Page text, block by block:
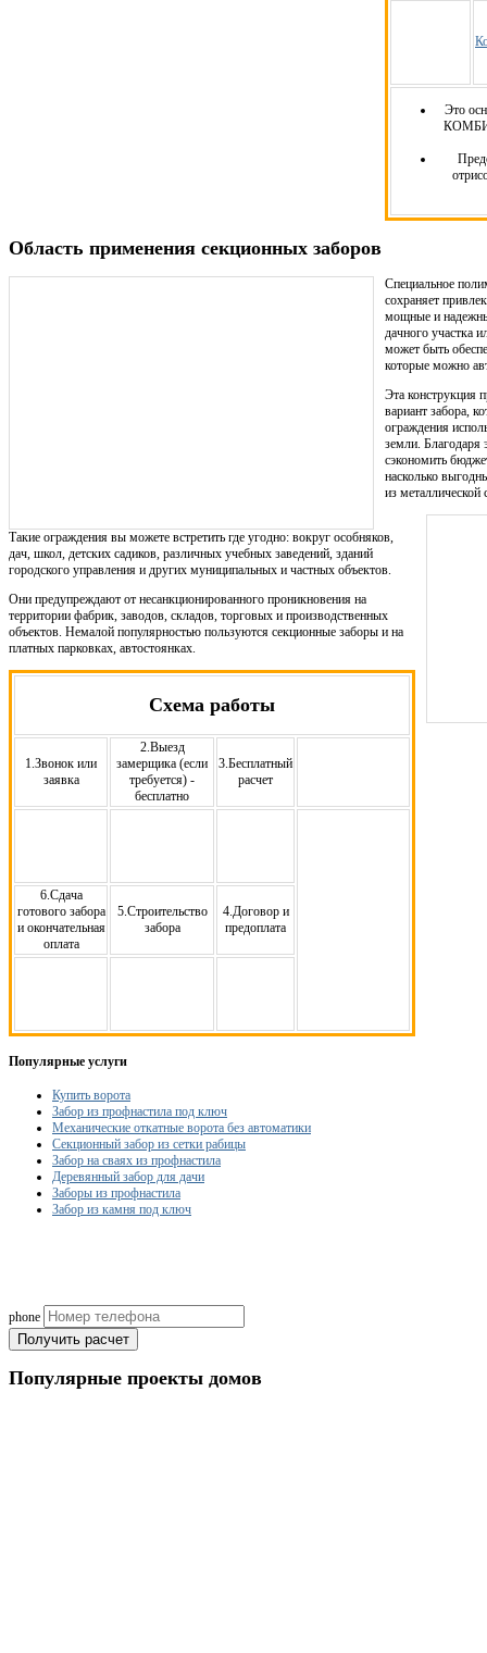
Это
Область применения секционных заборов
Специальное
сохраняет
мощные и
дачного участка
может быть
которые можно
Эта конструкция
вариант забора,
ограждения
земли. Благодаря
сэкономить
насколько
из металлической
Такие ограждения вы можете встретить где угодно: вокруг особняков,
дач, школ, детских садиков, различных учебных заведений, зданий
городского управления и других муниципальных и частных объектов.
Они предупреждают от несанкционированного проникновения на
территории фабрик, заводов, складов, торговых и производственных
объектов. Немалой популярностью пользуются секционные заборы и на
платных парковках, автостоянках.
Схема работы
1.Звонок или
заявка
2.Выезд
замерщика (если
требуется) -
бесплатно
3.Бесплатный
расчет
6.Сдача
готового забора
и окончательная
оплата
5.Строительство
забора
4.Договор и
предоплата
Популярные услуги
Купить ворота
Забор из профнастила под ключ
Механические откатные ворота без автоматики
Секционный забор из сетки рабицы
Забор на сваях из профнастила
Деревянный забор для дачи
Заборы из профнастила
Забор из камня под ключ
phone
Получить расчет
Популярные проекты домов